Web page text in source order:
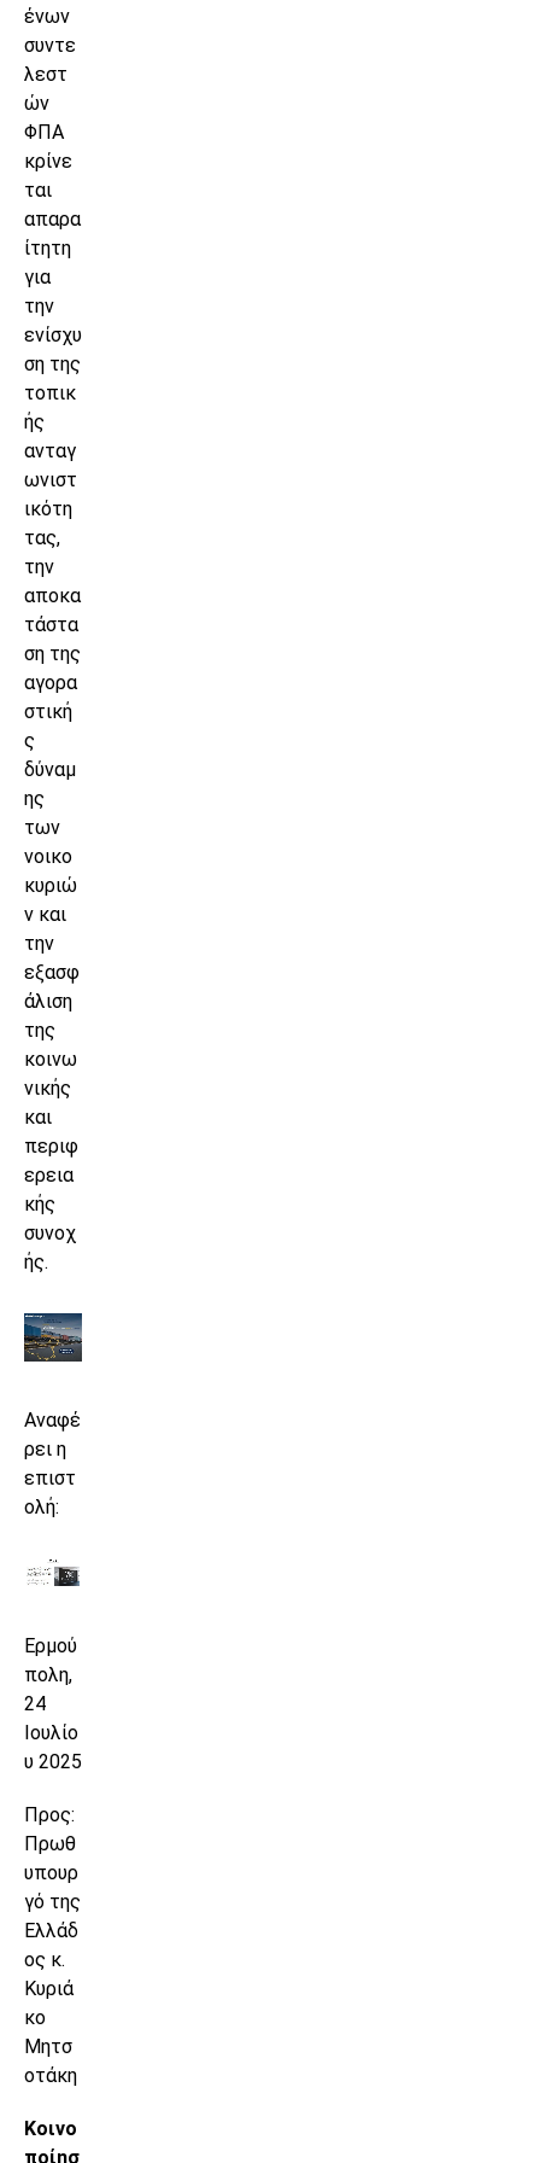
ένων
συντε
λεστ
ών
ΦΠΑ
κρίνε
ται
απαρα
ίτητη
για
την
ενίσχυ
ση της
τοπικ
ής
ανταγ
ωνιστ
ικότη
τας,
την
αποκα
τάστα
ση της
αγορα
στική
ς
δύναμ
ης
των
νοικο
κυριώ
ν και
την
εξασφ
άλιση
της
κοινω
νικής
και
περιφ
ερεια
κής
συνοχ
ής.
Αναφέ
ρει η
επιστ
ολή:
Ερµού
πολη,
24
Ιουλίο
υ 2025
Προς:
Πρωθ
υπουρ
γό της
Ελλάδ
ος κ.
Κυριά
κο
Μητσ
οτάκη
Κοινο
ποίησ